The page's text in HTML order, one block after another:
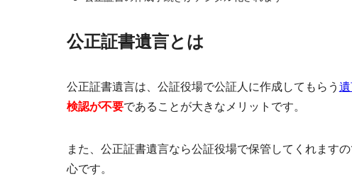
公正証書遺言とは
公正証書遺言は、 公証役場で公証人に作成してもらう
検認が不要であることが大きなメリットです。
また、公正証書遺言なら公証役場で保管してくれます
心です。